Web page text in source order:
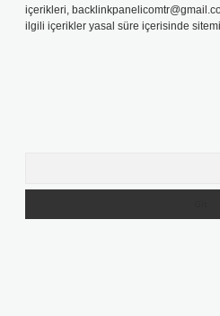
içerikleri,
ilgili içerikler yasal süre içerisinde